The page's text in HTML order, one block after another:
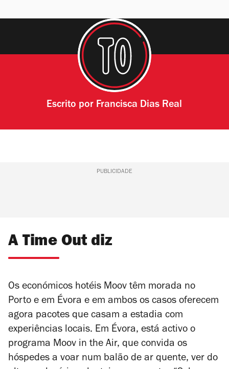
Escrito por Francisca Dias Real
PUBLICIDADE
A Time Out diz
Os económicos hotéis Moov têm morada no
Porto e em Évora e em ambos os casos oferecem
agora pacotes que casam a estadia com
experiências locais. Em Évora, está activo o
programa Moov in the Air, que convida os
hóspedes a voar num balão de ar quente, ver do